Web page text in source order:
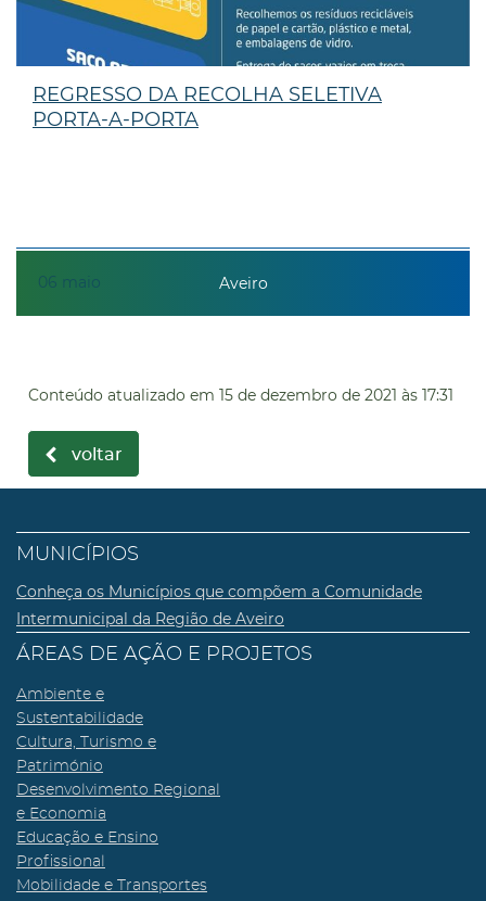
06 maio
REGRESSO DA RECOLHA SELETIVA
PORTA-A-PORTA
Aveiro
Conteúdo atualizado em 15 de dezembro de 2021 às 17:31
voltar
MUNICÍPIOS
Conheça os Municípios que compõem a Comunidade
Intermunicipal da Região de Aveiro
ÁREAS DE AÇÃO E PROJETOS
Ambiente e
Sustentabilidade
Cultura, Turismo e
Património
Desenvolvimento Regional
e Economia
Educação e Ensino
Profissional
Mobilidade e Transportes